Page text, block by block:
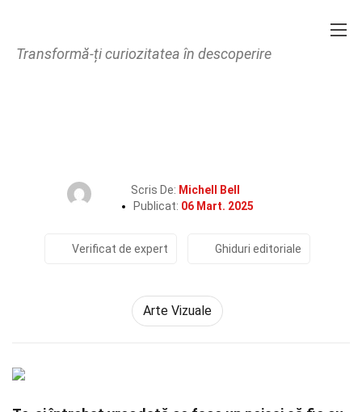
Transformă-ți curiozitatea în descoperire
Scris De: Michell Bell
Publicat: 06 Mart. 2025
Verificat de expert Ghiduri editoriale
Arte Vizuale